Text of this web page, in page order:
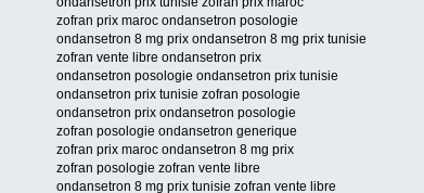
zofran prix maroc ondansetron posologie
ondansetron 8 mg prix ondansetron 8 mg prix tunisie
zofran vente libre ondansetron prix
ondansetron posologie ondansetron prix tunisie
ondansetron prix tunisie zofran posologie
ondansetron prix ondansetron posologie
zofran posologie ondansetron generique
zofran prix maroc ondansetron 8 mg prix
zofran posologie zofran vente libre
ondansetron 8 mg prix tunisie zofran vente libre